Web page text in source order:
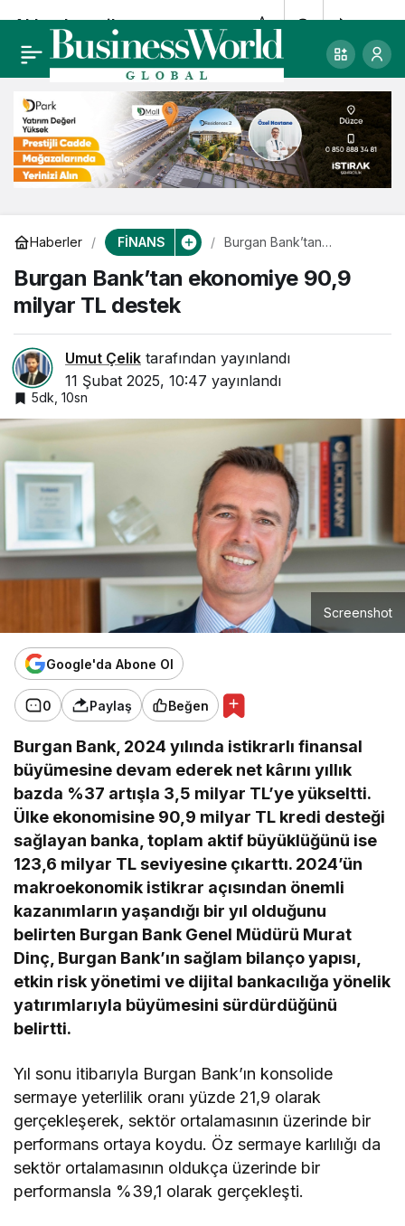
Haberler FİNANS
Burgan Bank’tan
destek
Burgan Bank’tan ekonomiye 90,9
milyar TL destek
Umut Çelik tarafından yayınlandı
11 Şubat 2025, 10:47 yayınlandı
5dk, 10sn
Screenshot
Google'da Abone Ol
0 Paylaş Beğen
Burgan Bank, 2024 yılında istikrarlı finansal
büyümesine devam ederek net kârını yıllık
bazda %37 artışla 3,5 milyar TL’ye yükseltti.
Ülke ekonomisine 90,9 milyar TL kredi desteği
sağlayan banka, toplam aktif büyüklüğünü ise
123,6 milyar TL seviyesine çıkarttı. 2024’ün
makroekonomik istikrar açısından önemli
kazanımların yaşandığı bir yıl olduğunu
belirten Burgan Bank Genel Müdürü Murat
Dinç, Burgan Bank’ın sağlam bilanço yapısı,
etkin risk yönetimi ve dijital bankacılığa yönelik
yatırımlarıyla büyümesini sürdürdüğünü
belirtti.
Yıl sonu itibarıyla Burgan Bank’ın konsolide
sermaye yeterlilik oranı yüzde 21,9 olarak
gerçekleşerek, sektör ortalamasının üzerinde bir
performans ortaya koydu. Öz sermaye karlılığı da
sektör ortalamasının oldukça üzerinde bir
performansla %39,1 olarak gerçekleşti.
Akbank yeşil
dönüşüm için göreve
hazır
0 Paylaş